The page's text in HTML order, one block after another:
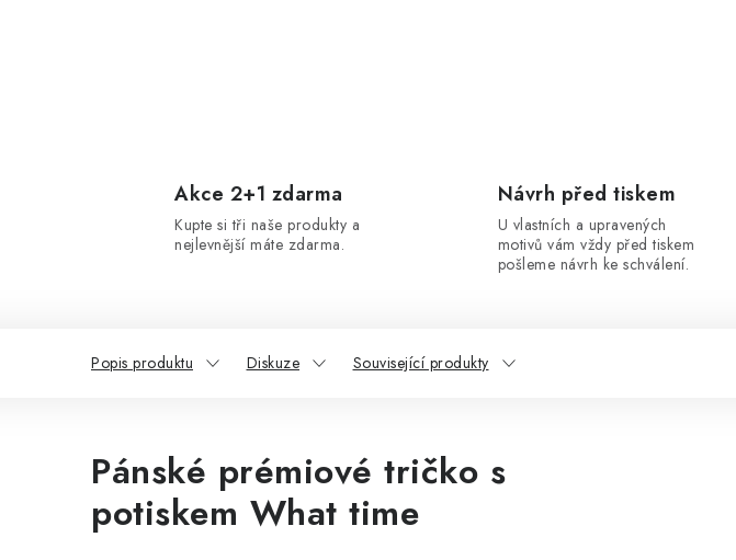
Akce 2+1 zdarma
Kupte si tři naše produkty a
nejlevnější máte zdarma.
Návrh před tiskem
U vlastních a upravených
motivů vám vždy před tiskem
pošleme návrh ke schválení.
Popis produktu Diskuze Související produkty
Pánské prémiové tričko s
potiskem What time